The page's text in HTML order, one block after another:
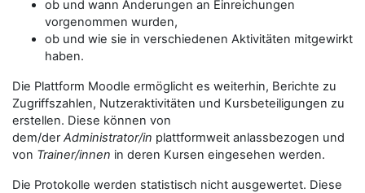
ob und wann Änderungen an Einreichungen
vorgenommen wurden,
ob und wie sie in verschiedenen Aktivitäten mitgewirkt
haben.
Die Plattform Moodle ermöglicht es weiterhin, Berichte zu
Zugriffszahlen, Nutzeraktivitäten und Kursbeteiligungen zu
erstellen. Diese können von
dem/derAdministrator/in plattformweit anlassbezogen und
von Trainer/innen in deren Kursen eingesehen werden.
Die Protokolle werden statistisch nicht ausgewertet. Diese